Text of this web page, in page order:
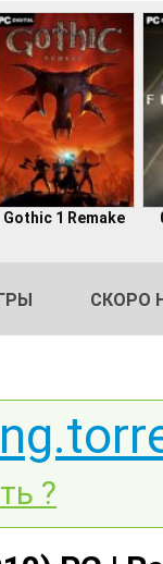
Gothic 1 Remake
СКОРО
?